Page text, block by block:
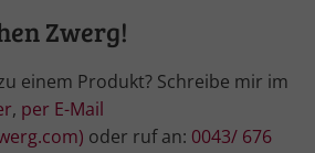
Zwerg!
einem Produkt? Schreibe mir im
, per E-Mail
oder ruf an: 0043/ 676